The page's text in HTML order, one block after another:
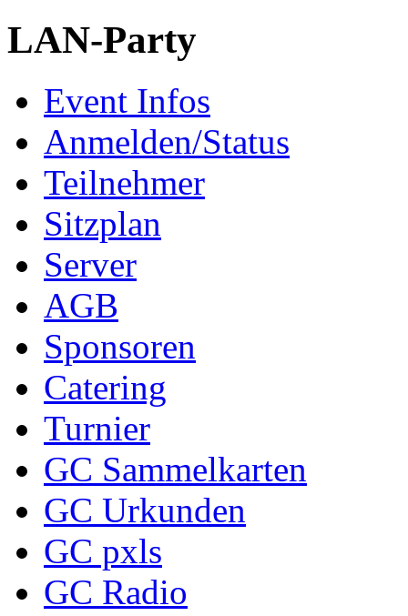
LAN-Party
Event Infos
Anmelden/Status
Teilnehmer
Sitzplan
Server
AGB
Sponsoren
Catering
Turnier
GC Sammelkarten
GC Urkunden
GC pxls
GC Radio